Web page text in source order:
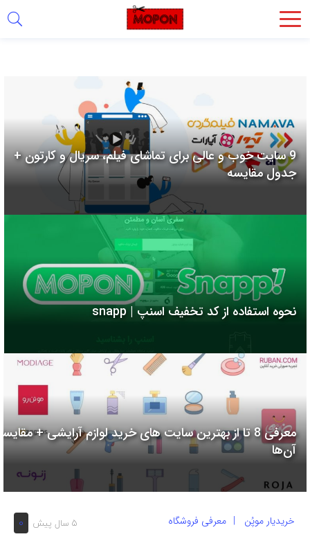
اشتراک
از
روش‌های
زیر
می‌توانید
صفحه
دوستان
خود
به
بگذارید.
لینک
9 سایت خوب و عالی برای تماشای فیلم، سریال و کارتون +
جدول مقایسه
نحوه استفاده از کد تخفیف اسنپ | snapp
معرفی 8 تا از بهترین سایت های خرید لوازم آرایشی +
آن‌ها
5 سال پیش 0 خریدیار موپُن معرفی فروشگاه